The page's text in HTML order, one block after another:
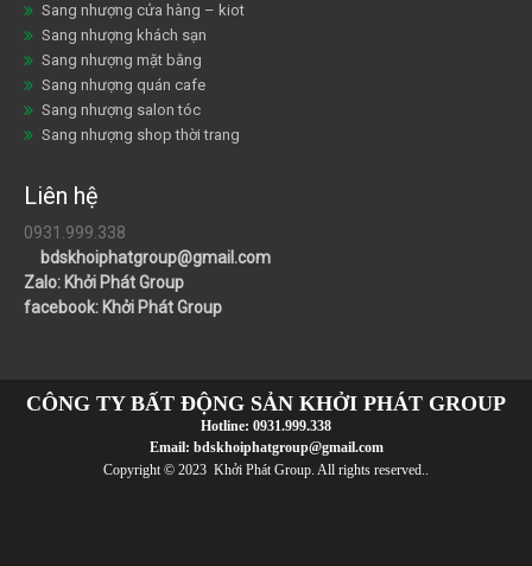
Sang nhượng cửa hàng – kiot
Sang nhượng khách sạn
Sang nhượng mặt bằng
Sang nhượng quán cafe
Sang nhượng salon tóc
Sang nhượng shop thời trang
Liên hệ
0931.999.338
bdskhoiphatgroup@gmail.com
Zalo: Khởi Phát Group
facebook: Khởi Phát Group
CÔNG TY BẤT ĐỘNG SẢN KHỞI PHÁT GROUP
Hotline: 0931.999.338
Email: bdskhoiphatgroup@gmail.com
Copyright © 2023 Khởi Phát Group. All rights reserved..